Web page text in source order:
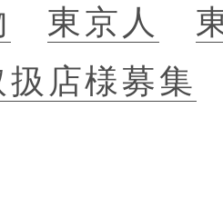
東京人
扱店様募集